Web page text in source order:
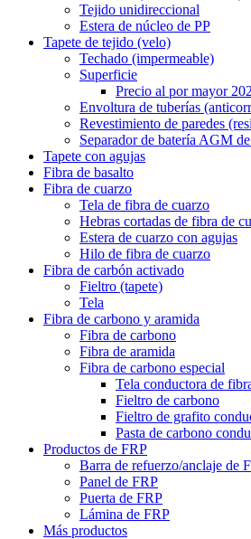
Tejido unidireccional
Estera de núcleo de PP
Tapete de tejido (velo)
Techado (impermeable)
Superficie
Precio al por mayor
Envoltura de tuberías
Revestimiento de paredes
Separador de batería AGM
Tapete con agujas
Fibra de basalto
Fibra de cuarzo
Tela de fibra de cuarzo
Hebras cortadas de fibra de
Estera de cuarzo con agujas
Hilo de fibra de cuarzo
Fibra de carbón activado
Fieltro (tapete)
Tela
Fibra de carbono y aramida
Fibra de carbono
Fibra de aramida
Fibra de carbono especial
Tela conductora de
Fieltro de carbono
Fieltro de grafito
Pasta de carbono
Productos de FRP
Barra de refuerzo/anclaje de
Panel de FRP
Puerta de FRP
Lámina de FRP
Más productos